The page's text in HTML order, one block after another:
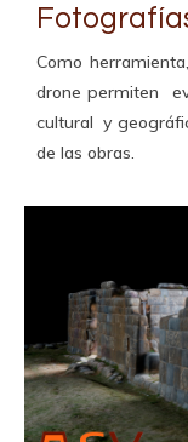
Como
drone permiten
cultural y
de las obras.